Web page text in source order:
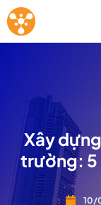
Xây
trường: 5
10/